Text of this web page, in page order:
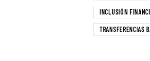
INCLUSIÓN
TRANSFERENCIAS